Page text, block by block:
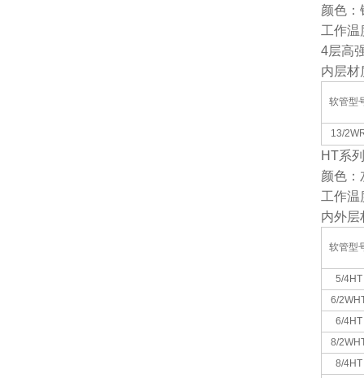
颜色：
工作温
4层高
内层材
软管型
13/
HT系列
颜色：
工作温
内外层
软管型
5/4HT
6/
6/4HT
8/
8/4HT